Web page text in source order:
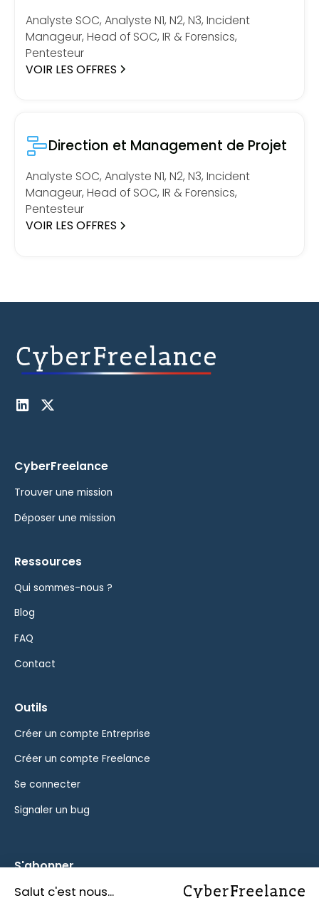
Analyste SOC, Analyste N1, N2, N3, Incident
Manageur, Head of SOC, IR & Forensics,
Pentesteur
VOIR LES OFFRES
Direction et Management de Projet
Analyste SOC, Analyste N1, N2, N3, Incident
Manageur, Head of SOC, IR & Forensics,
Pentesteur
VOIR LES OFFRES
CyberFreelance
Trouver une mission
Déposer une mission
Ressources
Qui sommes-nous ?
Blog
FAQ
Contact
Outils
Créer un compte Entreprise
Créer un compte Freelance
Se connecter
Signaler un bug
S'abonner
Inscrivez-vous à notre newsletter pour rester informé des